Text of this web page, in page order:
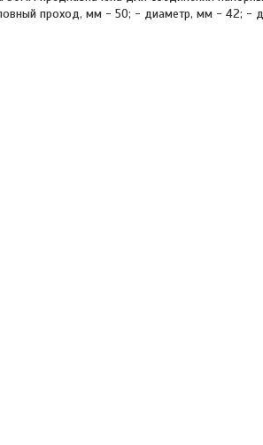
проход, мм - 50; - диаметр, мм - 42; -